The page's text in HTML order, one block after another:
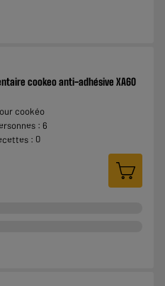
cookeo anti-adhésive XA60
cookéo
: 6
: 0